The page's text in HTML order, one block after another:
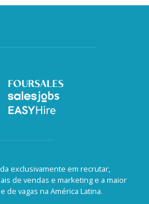
exclusivamente em recrutar,
de vendas e marketing e a maior
de vagas na América Latina.